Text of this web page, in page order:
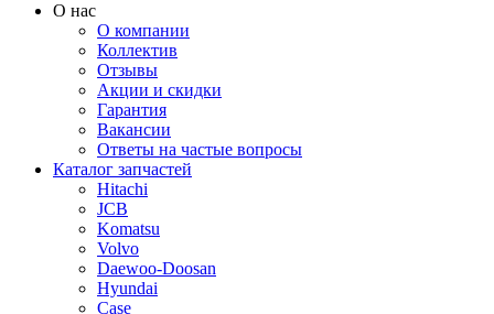
О нас
О компании
Коллектив
Отзывы
Акции и скидки
Гарантия
Вакансии
Ответы на частые вопросы
Каталог запчастей
Hitachi
JCB
Komatsu
Volvo
Daewoo-Doosan
Hyundai
Case